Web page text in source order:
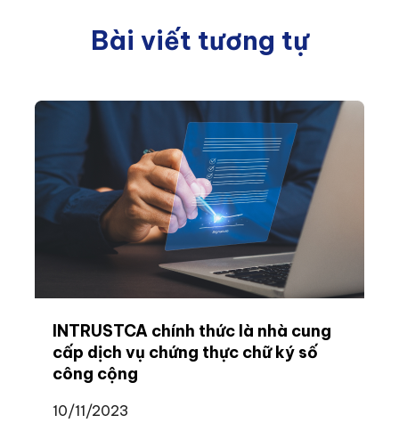
Bài viết tương tự
INTRUSTCA chính thức là nhà cung
cấp dịch vụ chứng thực chữ ký số
công cộng
10/11/2023